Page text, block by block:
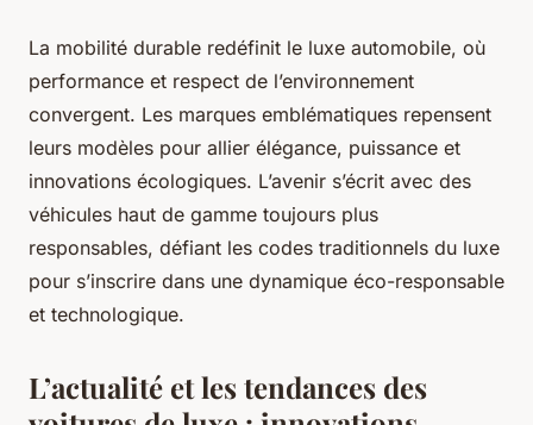
La mobilité durable redéfinit le luxe automobile, où
performance et respect de l’environnement
convergent. Les marques emblématiques repensent
leurs modèles pour allier élégance, puissance et
innovations écologiques. L’avenir s’écrit avec des
véhicules haut de gamme toujours plus
responsables, défiant les codes traditionnels du luxe
pour s’inscrire dans une dynamique éco-responsable
et technologique.
L’actualité et les tendances des